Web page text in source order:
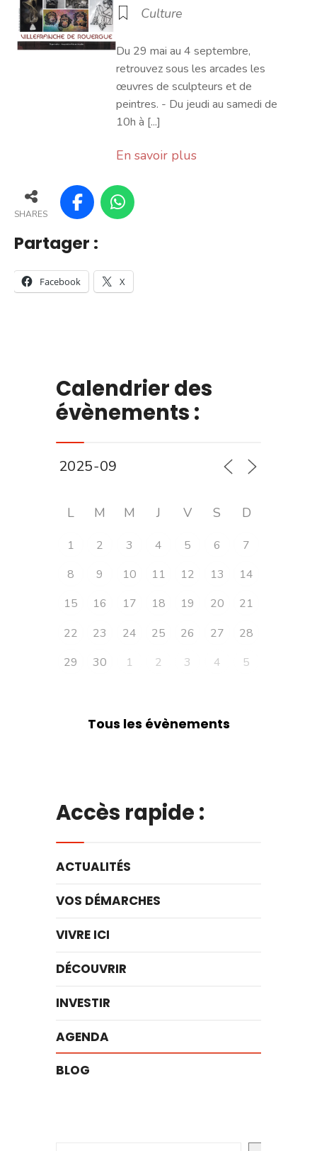
Culture
Du 29 mai au 4 septembre,
retrouvez sous les arcades les
œuvres de sculpteurs et de
peintres. - Du jeudi au samedi de
10h à [...]
En savoir plus
SHARES
Partager :
Facebook X
Calendrier des
évènements :
L M M J V S D
1 2 3 4 5 6
7
8
9 10 11 12 13
14
15
16 17 18 19 20
21
22
23 24 25 26 27
28
29
30 1 2 3 4 5
Tous les évènements
Accès rapide :
ACTUALITÉS
VOS DÉMARCHES
VIVRE ICI
DÉCOUVRIR
INVESTIR
AGENDA
BLOG